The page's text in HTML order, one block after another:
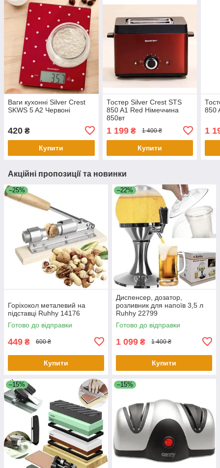
Ваги кухонні Silver Crest
SKWS 5 A2 Червоні
420 ₴
Купити
Тостер Silver Crest STS
850 A1 Red Німеччина
850вт
1 199₴ 1 400 ₴
Купити
850
1
Акційні пропозиції та новинки
–25%
Горіхокол металевий на
підставці Ruhhy 14176
Готово до відправки
449 ₴ 600 ₴
Купити
–22%
Диспенсер, дозатор,
розливник для напоїв 3,5 л
Ruhhy 22799
Готово до відправки
1 099 ₴ 1 400 ₴
Купити
–15% –15%